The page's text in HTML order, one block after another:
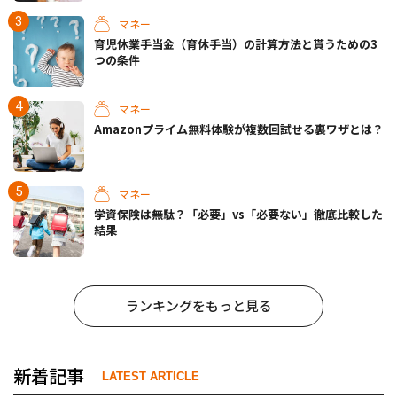
マネー
育児休業手当金（育休手当）の計算方法と貰うための3
つの条件
マネー
Amazonプライム無料体験が複数回試せる裏ワザとは？
マネー
学資保険は無駄？「必要」vs「必要ない」徹底比較した
結果
ランキングをもっと見る
新着記事 LATEST ARTICLE